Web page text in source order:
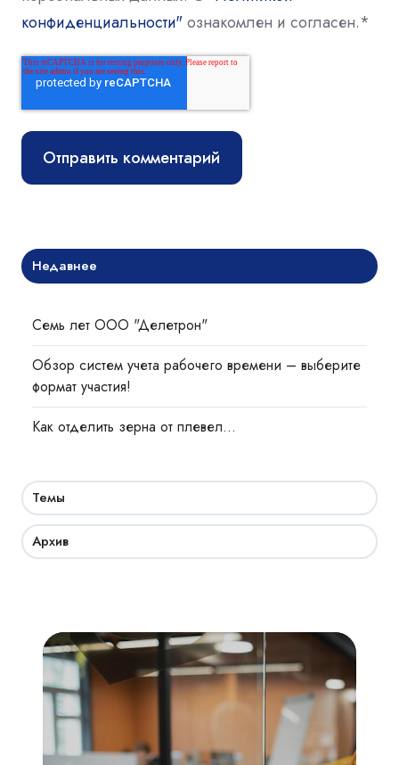
конфиденциальности"ознакомлен и согласен.*
Недавнее
Семь лет ООО "Делетрон"
Обзор систем учета рабочего времени – выберите
формат участия!
Как отделить зерна от плевел…
Темы
Архив
Академия
СКУД:
мобильный
доступ,
бесконтактная